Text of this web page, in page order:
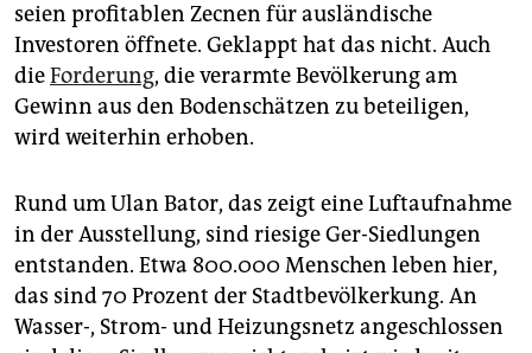
seien profitablen Zecnen für ausländische
Investoren öffnete. Geklappt hat das nicht. Auch
dieForderung, die verarmte Bevölkerung am
Gewinn aus den Bodenschätzen zu beteiligen,
wird weiterhin erhoben.
Rund um Ulan Bator, das zeigt eine Luftaufnahme
in der Ausstellung, sind riesige Ger-Siedlungen
entstanden. Etwa 800.000 Menschen leben hier,
das sind 70 Prozent der Stadtbevölkerkung. An
Wasser-, Strom- und Heizungsnetz angeschlossen